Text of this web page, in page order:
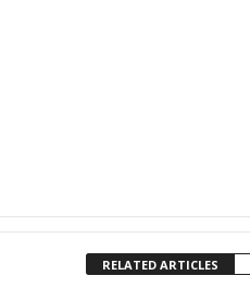
RELATED ARTICLES